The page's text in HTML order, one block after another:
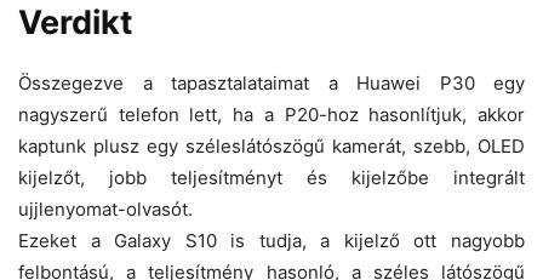
Verdikt
Összegezve a tapasztalataimat a Huawei P30 egy
nagyszerű telefon lett, ha a P20-hoz hasonlítjuk, akkor
kaptunk plusz egy széleslátószögű kamerát, szebb, OLED
kijelzőt, jobb teljesítményt és kijelzőbe integrált
ujjlenyomat-olvasót.
Ezeket a Galaxy S10 is tudja, a kijelző ott nagyobb
felbontású, a teljesítmény hasonló, a széles látószögű